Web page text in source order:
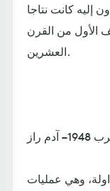
إليه كانت نتاجا
الأول من القرن
العشرين.
راز
وهي عمليات